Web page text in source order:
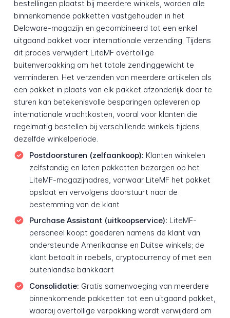
bestellingen plaatst bij meerdere winkels, worden alle
binnenkomende pakketten vastgehouden in het
Delaware-magazijn en gecombineerd tot een enkel
uitgaand pakket voor internationale verzending. Tijdens
dit proces verwijdert LiteMF overtollige
buitenverpakking om het totale zending­gewicht te
verminderen. Het verzenden van meerdere artikelen als
een pakket in plaats van elk pakket afzonderlijk door te
sturen kan betekenisvolle besparingen opleveren op
internationale vrachtkosten, vooral voor klanten die
regelmatig bestellen bij verschillende winkels tijdens
dezelfde winkelperiode.
Postdoorsturen (zelfaankoop): Klanten winkelen
zelfstandig en laten pakketten bezorgen op het
LiteMF-magazijnadres, vanwaar LiteMF het pakket
opslaat en vervolgens doorstuurt naar de
bestemming van de klant
Purchase Assistant (uitkoop­service): LiteMF-
personeel koopt goederen namens de klant van
ondersteunde Amerikaanse en Duitse winkels; de
klant betaalt in roebels, cryptocurrency of met een
buitenlandse bankkaart
Consolidatie: Gratis samenvoeging van meerdere
binnenkomende pakketten tot een uitgaand pakket,
waarbij overtollige verpakking wordt verwijderd om